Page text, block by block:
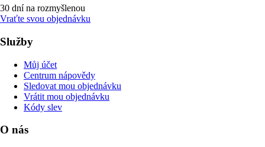
30 dní na rozmyšlenou
Vraťte svou objednávku
Služby
Můj účet
Centrum nápovědy
Sledovat mou objednávku
Vrátit mou objednávku
Kódy slev
O nás